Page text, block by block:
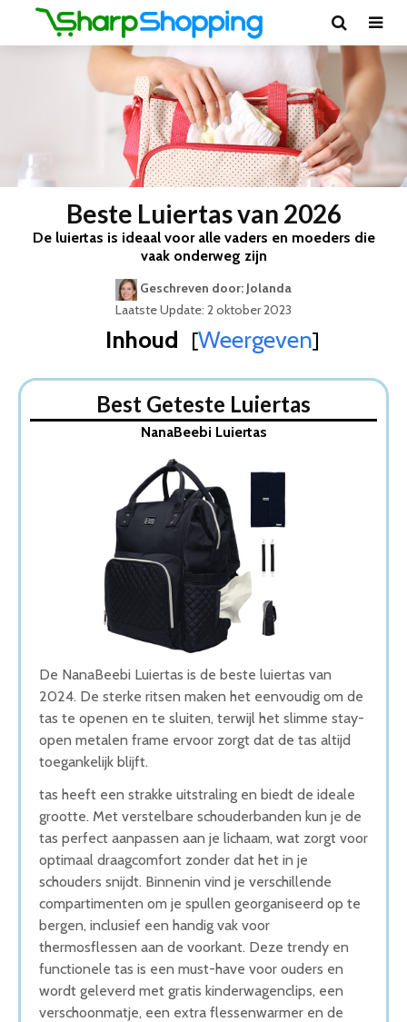
Beste Luiertas van 2026
De luiertas is ideaal voor alle vaders en moeders die
vaak onderweg zijn
Geschreven door: Jolanda
Laatste Update: 2 oktober 2023
Inhoud [Weergeven]
1. NanaBeebi Luiertas
2. Lief! Luiertas
3. LifeGoods Luiertas Rugzak
4. Luiertas Babyrugtas
5. Kidzroom Popular Luiertas
Wat is de beste Luiertas van 2026
1. Beste Luiertas van 2026
2. Goede Koop Luiertas
3. Goede Prijs-Kwaliteit Luiertas
4. Beste Budget Luiertas van 2026
5. Stijlvolle Luiertas
Best Geteste Luiertas
NanaBeebi Luiertas
De NanaBeebi Luiertas is de beste luiertas van
2024. De sterke ritsen maken het eenvoudig om de
tas te openen en te sluiten, terwijl het slimme stay-
open metalen frame ervoor zorgt dat de tas altijd
toegankelijk blijft.
tas heeft een strakke uitstraling en biedt de ideale
grootte. Met verstelbare schouderbanden kun je de
tas perfect aanpassen aan je lichaam, wat zorgt voor
optimaal draagcomfort zonder dat het in je
schouders snijdt. Binnenin vind je verschillende
compartimenten om je spullen georganiseerd op te
bergen, inclusief een handig vak voor
thermosflessen aan de voorkant. Deze trendy en
functionele tas is een must-have voor ouders en
wordt geleverd met gratis kinderwagenclips, een
verschoonmatje, een extra flessenwarmer en de